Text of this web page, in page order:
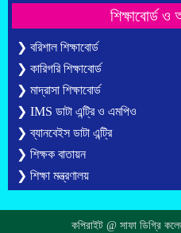
শিক্ষাবোর্ড ও
❯ বরিশাল শিক্ষাবোর্ড
❯ কারিগরি শিক্ষাবোর্ড
❯ মাদ্রাসা শিক্ষাবোর্ড
❯ IMS ডাটা এন্ট্রি ও এমপিও
❯ ব্যানবেইস ডাটা এন্ট্রি
❯ শিক্ষক বাতায়ন
❯ শিক্ষা মন্ত্রণালয়
কপিরাইট @ সাফা ডিগ্রি